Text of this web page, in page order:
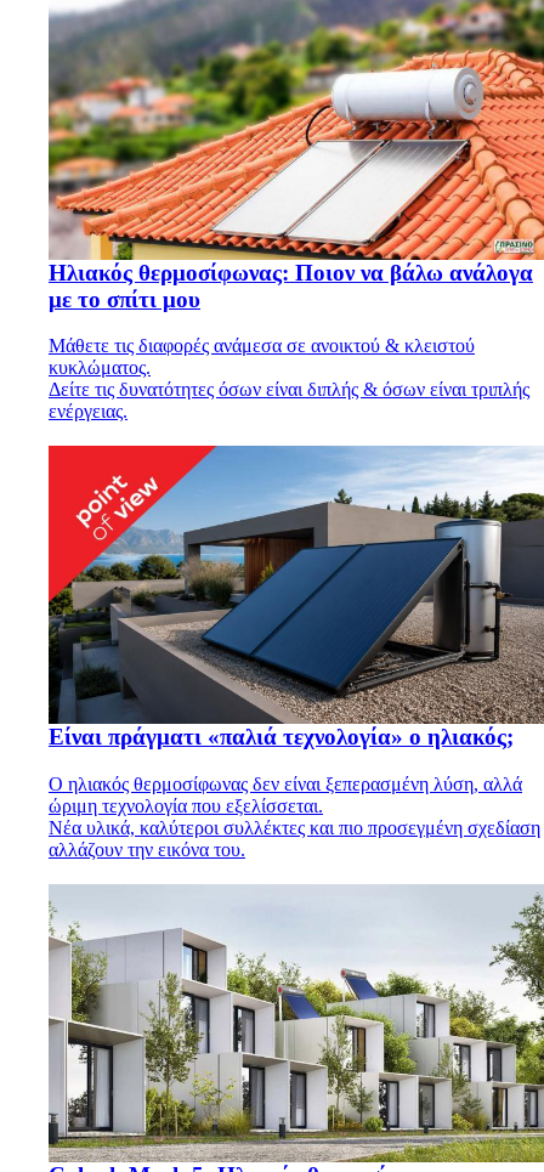
Ηλιακός θερμοσίφωνας: Ποιον να βάλω ανάλογα
με το σπίτι μου
Μάθετε τις διαφορές ανάμεσα σε ανοικτού & κλειστού
κυκλώματος.
Δείτε τις δυνατότητες όσων είναι διπλής & όσων είναι τριπλής
ενέργειας.
Είναι πράγματι «παλιά τεχνολογία» ο ηλιακός;
Ο ηλιακός θερμοσίφωνας δεν είναι ξεπερασμένη λύση, αλλά
ώριμη τεχνολογία που εξελίσσεται.
Νέα υλικά, καλύτεροι συλλέκτες και πιο προσεγμένη σχεδίαση
αλλάζουν την εικόνα του.